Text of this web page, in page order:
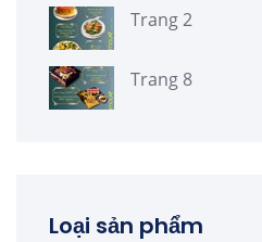
Trang 2
Trang 8
Loại sản phẩm